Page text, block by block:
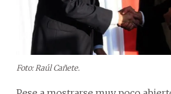
Foto: Raúl Cañete.